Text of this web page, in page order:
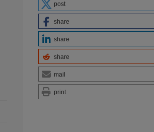
post
share
share
share
mail
print